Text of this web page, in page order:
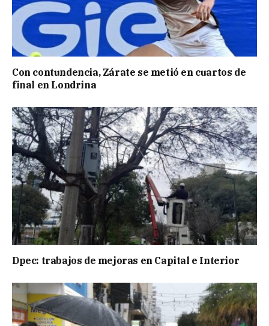
Con contundencia, Zárate se metió en cuartos de
final en Londrina
Dpec: trabajos de mejoras en Capital e Interior